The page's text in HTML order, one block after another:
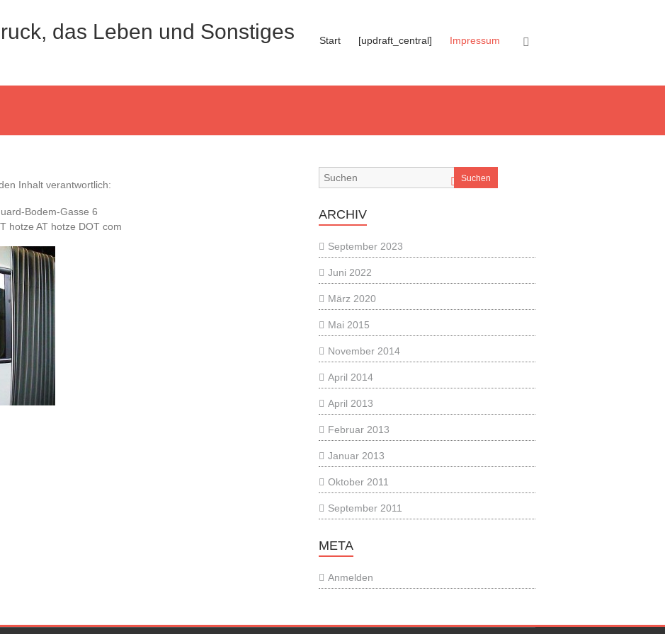
das Leben und Sonstiges Start [updraft_central] Impressum
Inhalt verantwortlich:
Bodem-Gasse 6
hotze AT hotze DOT com
Suchen
ARCHIV
September 2023
Juni 2022
März 2020
Mai 2015
November 2014
April 2014
April 2013
Februar 2013
Januar 2013
Oktober 2011
September 2011
META
Anmelden